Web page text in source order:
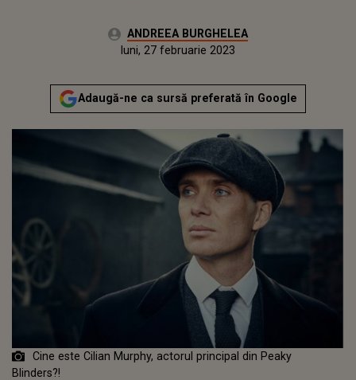
Autor:ANDREEA BURGHELEA
duminică, 27 februarie 2022
Actualizat:
luni, 27 februarie 2023
Adaugă-ne ca sursă preferată în Google
Cine este Cilian Murphy, actorul principal din Peaky
Blinders?!